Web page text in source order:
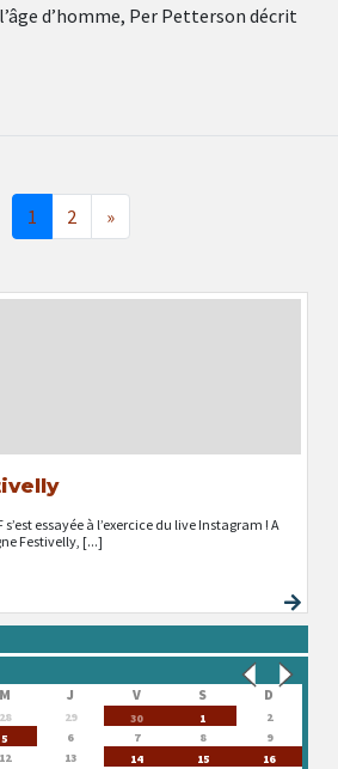
d’homme, Per Petterson décrit
1 2 »
s’est essayée à l’exercice du live Instagram ! A
Festivelly, [...]
M J V S D
28 29 30 1
2
5 6 7 8
9
12 13 14 15
16